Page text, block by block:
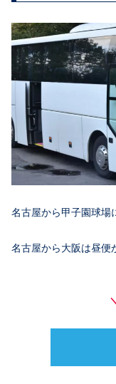
名古屋から甲子園球場
名古屋から大阪は昼便